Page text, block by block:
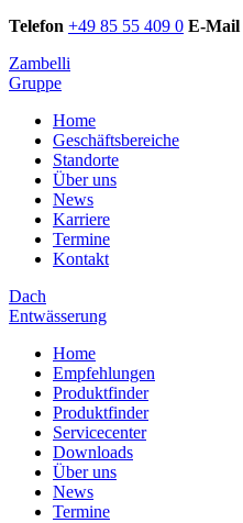
Telefon +49 85 55 409 0 E-Mail
Zambelli
Gruppe
Home
Geschäftsbereiche
Standorte
Über uns
News
Karriere
Termine
Kontakt
Dach
Entwässerung
Home
Empfehlungen
Produktfinder
Produktfinder
Servicecenter
Downloads
Über uns
News
Termine